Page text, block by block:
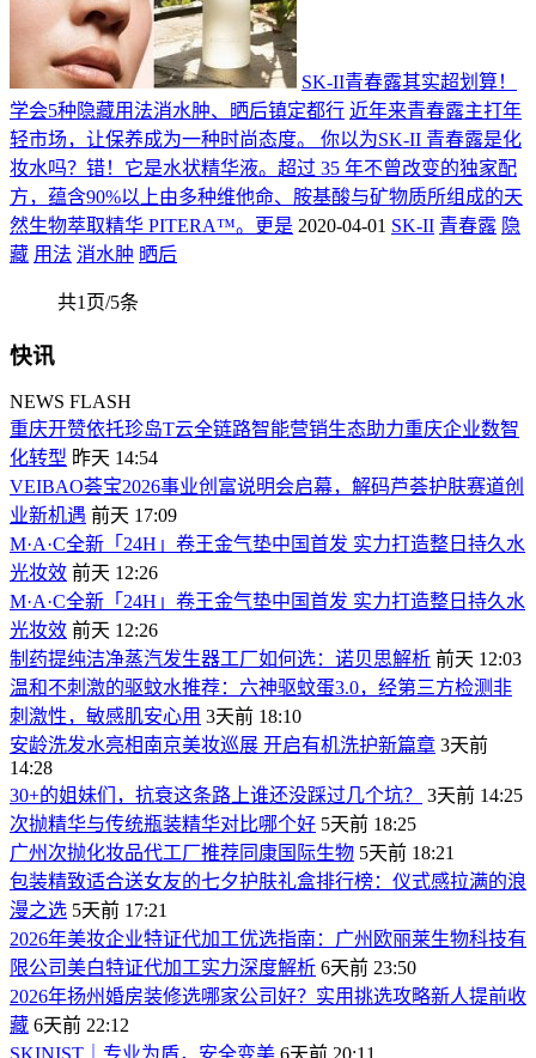
SK-II青春露其实超划算！
学会5种隐藏用法消水肿、晒后镇定都行 近年来青春露主打年
轻市场，让保养成为一种时尚态度。 你以为SK-II 青春露是化
妆水吗？错！它是水状精华液。超过 35 年不曾改变的独家配
方，蕴含90%以上由多种维他命、胺基酸与矿物质所组成的天
然生物萃取精华 PITERA™。更是 2020-04-01 SK-II 青春露 隐
藏 用法 消水肿 晒后
共1页/5条
快讯
NEWS FLASH
重庆开赞依托珍岛T云全链路智能营销生态助力重庆企业数智
化转型 昨天 14:54
VEIBAO荟宝2026事业创富说明会启幕，解码芦荟护肤赛道创
业新机遇 前天 17:09
M·A·C全新「24H」卷王金气垫中国首发 实力打造整日持久水
光妆效 前天 12:26
M·A·C全新「24H」卷王金气垫中国首发 实力打造整日持久水
光妆效 前天 12:26
制药提纯洁净蒸汽发生器工厂如何选：诺贝思解析 前天 12:03
温和不刺激的驱蚊水推荐：六神驱蚊蛋3.0，经第三方检测非
刺激性，敏感肌安心用 3天前 18:10
安龄洗发水亮相南京美妆巡展 开启有机洗护新篇章 3天前
14:28
30+的姐妹们，抗衰这条路上谁还没踩过几个坑？
3天前 14:25
次抛精华与传统瓶装精华对比哪个好 5天前 18:25
广州次抛化妆品代工厂推荐同康国际生物 5天前 18:21
包装精致适合送女友的七夕护肤礼盒排行榜：仪式感拉满的浪
漫之选 5天前 17:21
2026年美妆企业特证代加工优选指南：广州欧丽莱生物科技有
限公司美白特证代加工实力深度解析 6天前 23:50
2026年扬州婚房装修选哪家公司好？实用挑选攻略新人提前收
藏 6天前 22:12